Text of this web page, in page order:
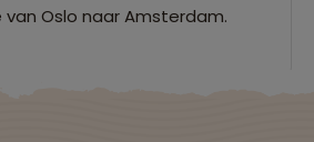
Oslo naar Amsterdam.